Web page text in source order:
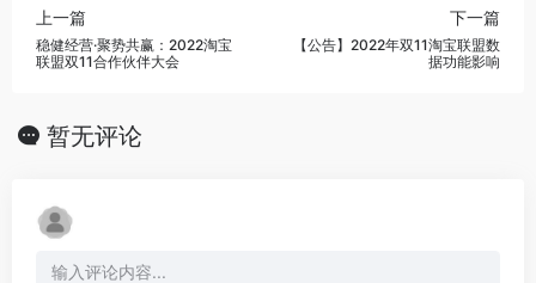
上一篇
稳健经营·聚势共赢：2022淘宝
联盟双11合作伙伴大会
下一篇
【公告】2022年双11淘宝联盟数
据功能影响
暂无评论